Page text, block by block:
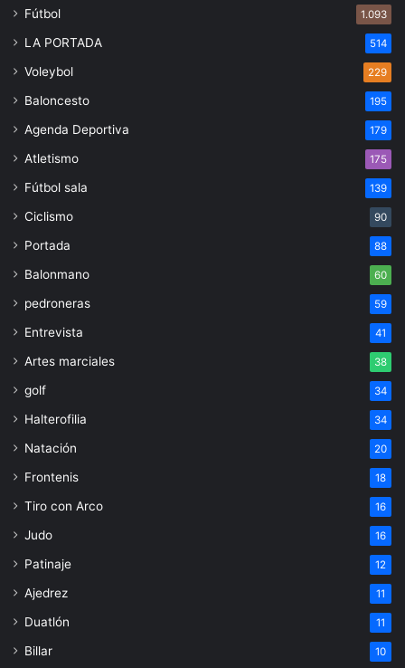
Fútbol 1.093
LA PORTADA 514
Voleybol 229
Baloncesto 195
Agenda Deportiva 179
Atletismo 175
Fútbol sala 139
Ciclismo 90
Portada 88
Balonmano 60
pedroneras 59
Entrevista 41
Artes marciales 38
golf 34
Halterofilia 34
Natación 20
Frontenis 18
Tiro con Arco 16
Judo 16
Patinaje 12
Ajedrez 11
Duatlón 11
Billar 10